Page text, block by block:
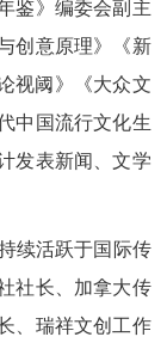
鉴》编委会副主
创意原理》《新
视阈》《大众文
中国流行文化生
发表新闻、文学
续活跃于国际传
社长、加拿大传
、瑞祥文创工作